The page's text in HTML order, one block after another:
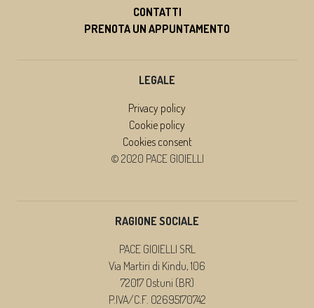
CONTATTI
PRENOTA UN APPUNTAMENTO
LEGALE
Privacy policy
Cookie policy
Cookies consent
© 2020 PACE GIOIELLI
RAGIONE SOCIALE
PACE GIOIELLI SRL
Via Martiri di Kindu, 106
72017 Ostuni (BR)
P.IVA/C.F. 02695170742